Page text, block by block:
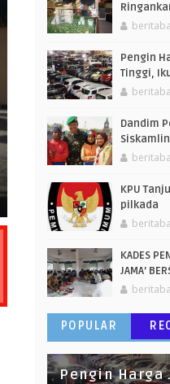
Pengin
Tinggi,
Dandim
KPU
pilkada
KADES
JAMA’
POPULAR
Pengin Harga